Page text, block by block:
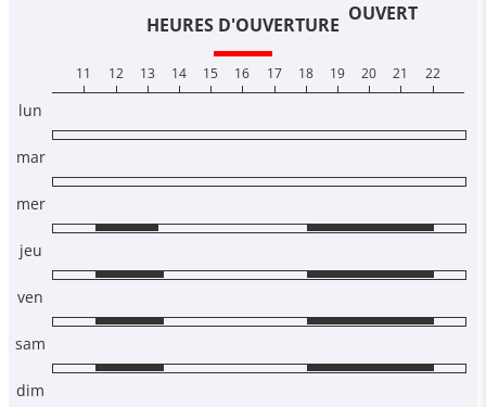
HEURES D'OUVERTURE OUVERT
11 12 13 14 15 16 17 18 19 20 21 22
lun
mar
mer
jeu
ven
sam
dim